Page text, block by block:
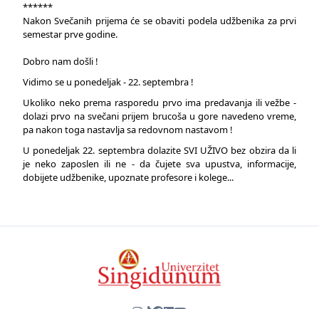
******
Nakon Svečanih prijema će se obaviti podela udžbenika za prvi
semestar prve godine.
Dobro nam došli !
Vidimo se u ponedeljak - 22. septembra !
Ukoliko neko prema rasporedu prvo ima predavanja ili vežbe -
dolazi prvo na svečani prijem brucoša u gore navedeno vreme,
pa nakon toga nastavlja sa redovnom nastavom !
U ponedeljak 22. septembra dolazite SVI UŽIVO bez obzira da li
je neko zaposlen ili ne - da čujete sva upustva, informacije,
dobijete udžbenike, upoznate profesore i kolege...